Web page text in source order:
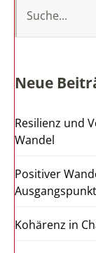
Neue
Resilienz und
Wandel
Positiver
Ausgangspunkt
Kohärenz in